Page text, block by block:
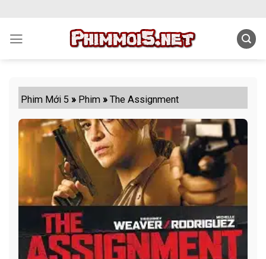
content
Phim Mới 5 » Phim »The Assignment